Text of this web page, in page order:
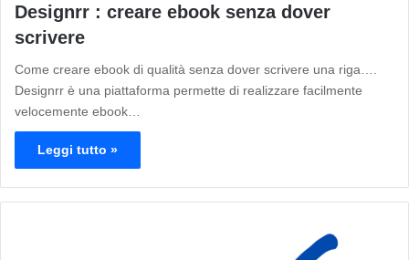
Designrr : creare ebook senza dover
scrivere
Come creare ebook di qualità senza dover scrivere una riga….
Designrr è una piattaforma permette di realizzare facilmente
velocemente ebook…
Leggi tutto »